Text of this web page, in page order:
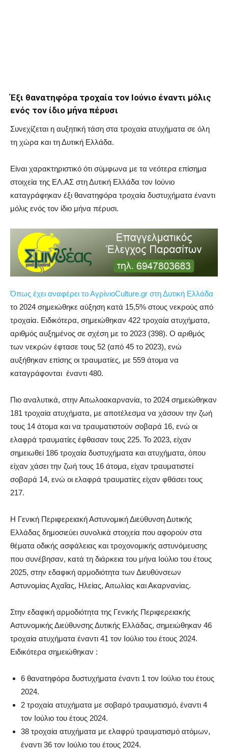
Έξι θανατηφόρα τροχαία τον Ιούνιο έναντι μόλις
ενός τον ίδιο μήνα πέρυσι
Συνεχίζεται η αυξητική τάση στα τροχαία ατυχήματα σε όλη
τη χώρα και τη Δυτική Ελλάδα.
Είναι χαρακτηριστικό ότι σύμφωνα με τα νεότερα επίσημα
στοιχεία της ΕΛ.ΑΣ στη Δυτική Ελλάδα τον Ιούνιο
καταγράφηκαν έξι θανατηφόρα τροχαία δυστυχήματα έναντι
μόλις ενός τον ίδιο μήνα πέρυσι.
Όπως έχει αναφέρει το ΑγρίνιοCulture.gr στη Δυτική Ελλάδα
το 2024 σημειώθηκε αύξηση κατά 15,5% στους νεκρούς από
τροχαία. Ειδικότερα, σημειώθηκαν 422 τροχαία ατυχήματα,
αριθμός αυξημένος σε σχέση με το 2023 (398). Ο αριθμός
των νεκρών έφτασε τους 52 (από 45 το 2023), ενώ
αυξήθηκαν επίσης οι τραυματίες, με 559 άτομα να
καταγράφονται έναντι 480.
Πιο αναλυτικά, στην Αιτωλοακαρνανία, το 2024 σημειώθηκαν
181 τροχαία ατυχήματα, με αποτέλεσμα να χάσουν την ζωή
τους 14 άτομα και να τραυματιστούν σοβαρά 16, ενώ οι
ελαφρά τραυματίες έφθασαν τους 225. Το 2023, είχαν
σημειωθεί 186 τροχαία δυστυχήματα και ατυχήματα, όπου
είχαν χάσει την ζωή τους 16 άτομα, είχαν τραυματιστεί
σοβαρά 14, ενώ οι ελαφρά τραυματίες είχαν φθάσει τους
217.
Η Γενική Περιφερειακή Αστυνομική Διεύθυνση Δυτικής
Ελλάδας δημοσιεύει συνολικά στοιχεία που αφορούν στα
θέματα οδικής ασφάλειας και τροχονομικής αστυνόμευσης
που συνέβησαν, κατά τη διάρκεια του μήνα Ιούλιο του έτους
2025, στην εδαφική αρμοδιότητα των Διευθύνσεων
Αστυνομίας Αχαΐας, Ηλείας, Αιτωλίας και Ακαρνανίας.
Στην εδαφική αρμοδιότητα της Γενικής Περιφερειακής
Αστυνομικής Διεύθυνσης Δυτικής Ελλάδας, σημειώθηκαν 46
τροχαία ατυχήματα έναντι 41 τον Ιούλιο του έτους 2024.
Ειδικότερα σημειώθηκαν :
6 θανατηφόρα δυστυχήματα έναντι 1 τον Ιούλιο του έτους
2024.
2 τροχαία ατυχήματα με σοβαρό τραυματισμό, έναντι 4
τον Ιούλιο του έτους 2024.
38 τροχαία ατυχήματα με ελαφρύ τραυματισμό ατόμων,
έναντι 36 τον Ιούλιο του έτους 2024.